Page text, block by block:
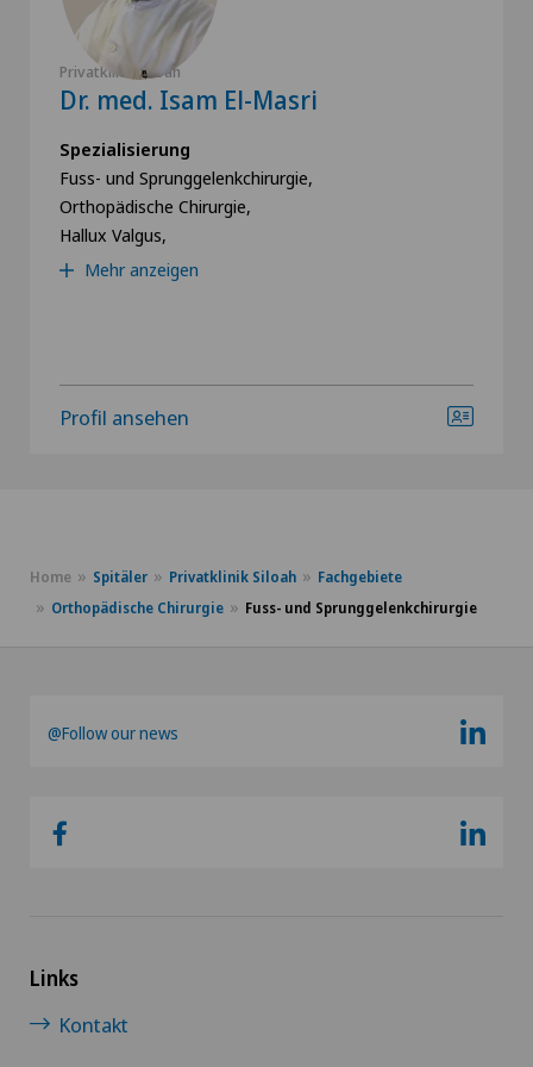
Privatklinik Siloah
Dr. med. Isam El-Masri
Spezialisierung
Fuss- und Sprunggelenkchirurgie,
Orthopädische Chirurgie,
Hallux Valgus,
Mehr anzeigen
Profil ansehen
Home Spitäler Privatklinik Siloah
Fachgebiete
Orthopädische Chirurgie
Fuss- und Sprunggelenkchirurgie
@Follow our news
Links
Kontakt